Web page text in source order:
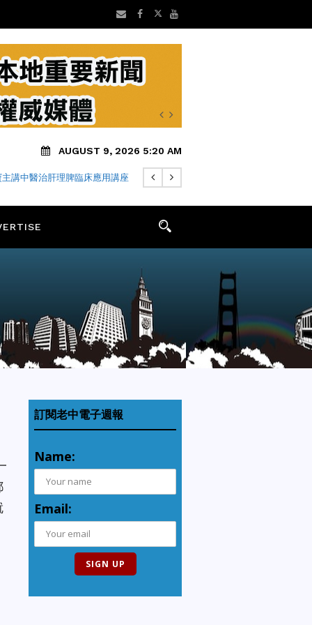
AUGUST 9, 2026 5:20 AM
主講中醫治肝理脾臨床應用講座
訂閱老中電子週報
Name:
Email: